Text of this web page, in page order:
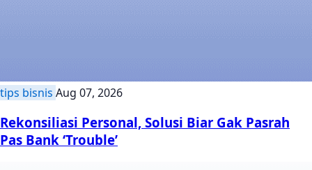
tips bisnis Aug 07, 2026
Rekonsiliasi Personal, Solusi Biar Gak Pasrah
Pas Bank ‘Trouble’